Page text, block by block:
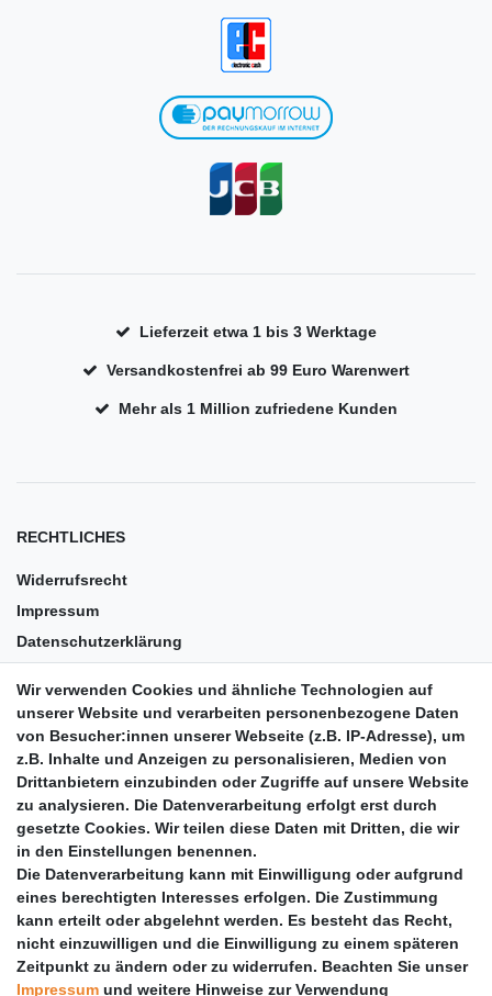
Lieferzeit etwa 1 bis 3 Werktage
Versandkostenfrei ab 99 Euro Warenwert
Mehr als 1 Million zufriedene Kunden
RECHTLICHES
Widerrufsrecht
Impressum
Datenschutzerklärung
Barrierefreiheit
Anleitungen
Vertrag widerrufen
PARTNER
DHL
GLS
PaketPLUS
Wir verwenden Cookies und ähnliche Technologien auf
unserer Website und verarbeiten personenbezogene Daten
von Besucher:innen unserer Webseite (z.B. IP-Adresse), um
z.B. Inhalte und Anzeigen zu personalisieren, Medien von
Drittanbietern einzubinden oder Zugriffe auf unsere Website
zu analysieren. Die Datenverarbeitung erfolgt erst durch
gesetzte Cookies. Wir teilen diese Daten mit Dritten, die wir
in den Einstellungen benennen.
Die Datenverarbeitung kann mit Einwilligung oder aufgrund
eines berechtigten Interesses erfolgen. Die Zustimmung
kann erteilt oder abgelehnt werden. Es besteht das Recht,
nicht einzuwilligen und die Einwilligung zu einem späteren
Zeitpunkt zu ändern oder zu widerrufen. Beachten Sie unser
Impressum und weitere Hinweise zur Verwendung